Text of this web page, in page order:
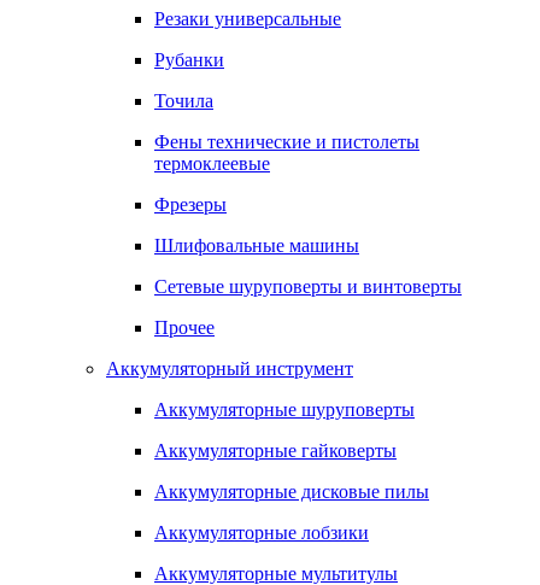
Резаки универсальные
Рубанки
Точила
Фены технические и пистолеты
термоклеевые
Фрезеры
Шлифовальные машины
Сетевые шуруповерты и винтоверты
Прочее
Аккумуляторный инструмент
Аккумуляторные шуруповерты
Аккумуляторные гайковерты
Аккумуляторные дисковые пилы
Аккумуляторные лобзики
Аккумуляторные мультитулы